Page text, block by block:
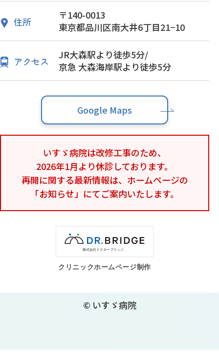
住所
〒140-0013
東京都品川区南大井6丁目21−10
アクセス
JR大森駅より徒歩5分/
京急 大森海岸駅より徒歩5分
Google Maps
いすゞ病院は改修工事のため、
2026年1月より休診しております。
再開に関する最新情報は、ホームページの
「お知らせ」にてご案内いたします。
クリニックホームページ制作
© いすゞ病院